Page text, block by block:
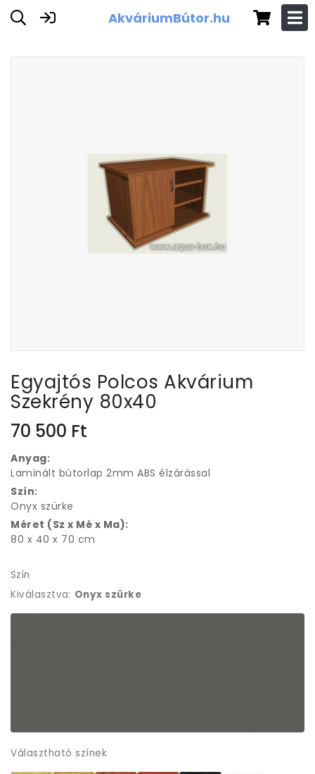
AkváriumBútor.hu
Egyajtós Polcos Akvárium
Szekrény 80x40
70 500 Ft
Anyag:
Laminált bútorlap 2mm ABS élzárással
Szín:
Onyx szürke
Méret (Sz x Mé x Ma):
80 x 40 x 70 cm
Szín
Kiválasztva: Onyx szürke
Választható színek